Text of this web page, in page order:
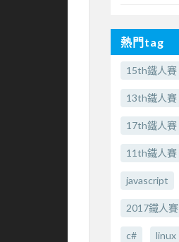
熱門tag
15th鐵人賽
13th鐵人賽
17th鐵人賽
11th鐵人賽
javascript
2017鐵人賽
c# linux